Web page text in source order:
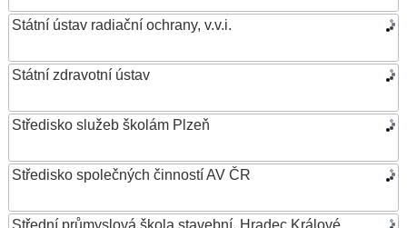
Státní ústav radiační ochrany, v.v.i.
Státní zdravotní ústav
Středisko služeb školám Plzeň
Středisko společných činností AV ČR
Střední průmyslová škola stavební, Hradec Králové